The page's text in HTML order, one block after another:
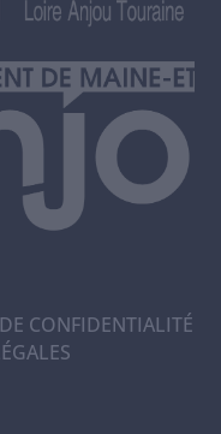
CONFIDENTIALITÉ